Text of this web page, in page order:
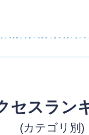
セスラン
(カテゴリ別)